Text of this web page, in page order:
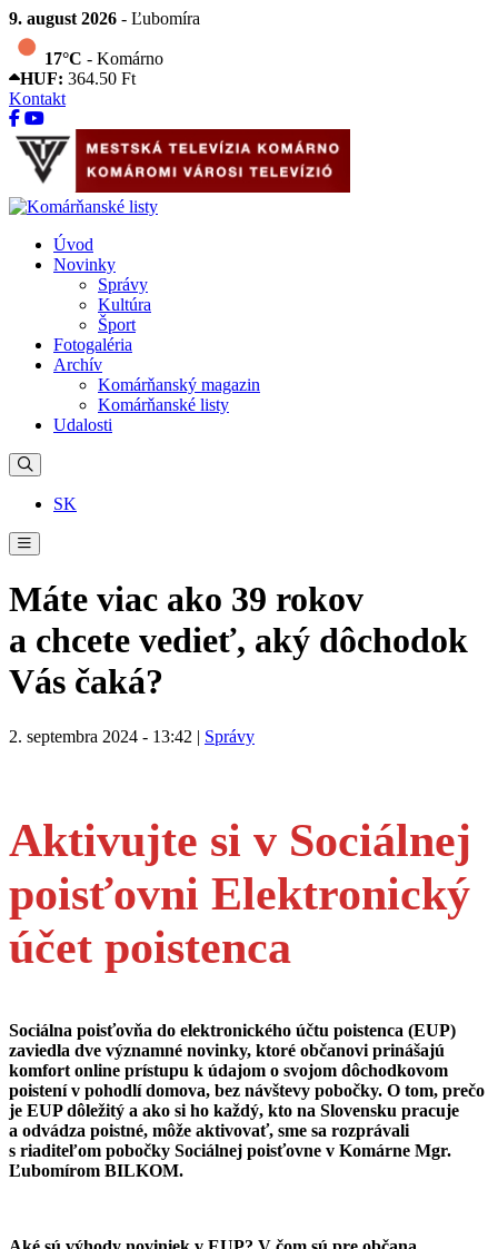
9. august 2026 - Ľubomíra
17°C - Komárno
HUF: 364.50 Ft
Kontakt
Úvod
Novinky
Správy
Kultúra
Šport
Fotogaléria
Archív
Komárňanský magazin
Komárňanské listy
Udalosti
SK
Máte viac ako 39 rokov
a chcete vedieť, aký dôchodok
Vás čaká?
2. septembra 2024 - 13:42 | Správy
Aktivujte si v Sociálnej
poisťovni Elektronický
účet poistenca
Sociálna poisťovňa do elektronického účtu poistenca (EUP)
zaviedla dve významné novinky, ktoré občanovi prinášajú
komfort online prístupu k údajom o svojom dôchodkovom
poistení v pohodlí domova, bez návštevy pobočky. O tom, prečo
je EUP dôležitý a ako si ho každý, kto na Slovensku pracuje
a odvádza poistné, môže aktivovať, sme sa rozprávali
s riaditeľom pobočky Sociálnej poisťovne v Komárne Mgr.
Ľubomírom BILKOM.